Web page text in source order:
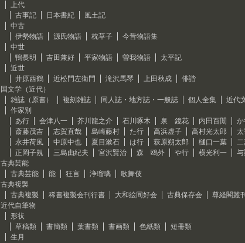
上代
古事記
日本書紀
風土記
中古
伊勢物語
源氏物語 枕草子
今昔物語集
中世
鴨長明
吉田兼好 平家物語 曽我物語
太平記
近世
井原西鶴
近松門左衛門 滝沢馬琴 上田秋成
俳諧
国文学（近代）
雑誌（原書）
複刻雑誌 同人誌・地方誌・一般誌 個人全集
近代
作家別
あ行
会津八一 芥川龍之介 石川啄木 泉 鏡花 内田百閒
斎藤茂吉
志賀直哉 島崎藤村 た行 高浜虚子 高村光太郎
永井荷風
中原中也 夏目漱石 は行 萩原朔太郎 樋口一葉 二
正岡子規
三島由紀夫 宮沢賢治 森 鴎外 や行 横光利一
古典芸能
古典芸能
能 狂言 浄瑠璃
歌舞伎
古典複製
古典複製
稀書複製会刊行書 大和絵同好会 古典保存会 尊経閣叢刊
近代自筆物
形状
草稿類
書簡類 葉書類 書画類 色紙類
短冊類
生月